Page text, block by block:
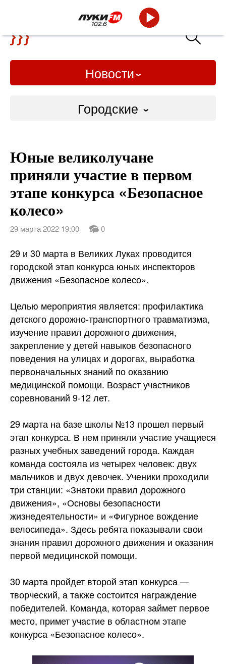
Новости
Городские
Слово Дело
Народные
Юные великолучане
приняли участие в первом
этапе конкурса «Безопасное
колесо»
29 марта 2022 19:00 0
29 и 30 марта в Великих Луках проводится
городской этап конкурса юных инспекторов
движения «Безопасное колесо».
Целью мероприятия является: профилактика
детского дорожно-транспортного травматизма,
изучение правил дорожного движения,
закрепление у детей навыков безопасного
поведения на улицах и дорогах, выработка
первоначальныхзнаний по оказанию
медицинской помощи. Возраст участников
соревнований 9-12 лет.
29 марта на базе школы №13 прошел первый
этап конкурса. В нем приняли участие учащиеся
разных учебных заведений города. Каждая
команда состояла из четырех человек: двух
мальчиков и двух девочек. Ученики проходили
три станции: «Знатоки правил дорожного
движения», «Основы безопасности
жизнедеятельности» и «Фигурное вождение
велосипеда». Здесь ребята показывали свои
знания правил дорожного движения и оказания
первой медицинской помощи.
30 марта пройдет второй этап конкурса —
творческий, а также состоится награждение
победителей. Команда, которая займет первое
место, примет участие в областном этапе
конкурса «Безопасное колесо».